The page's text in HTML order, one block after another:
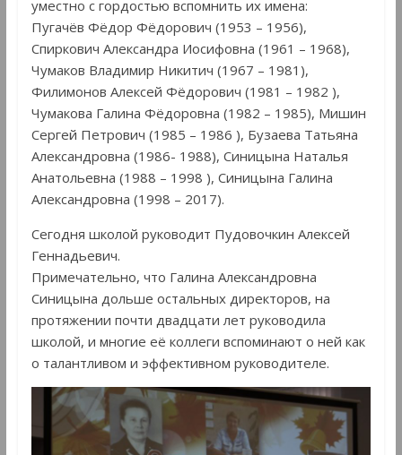
уместно с гордостью вспомнить их имена:
Пугачёв Фёдор Фёдорович (1953 – 1956),
Спиркович Александра Иосифовна (1961 – 1968),
Чумаков Владимир Никитич (1967 – 1981),
Филимонов Алексей Фёдорович (1981 – 1982 ),
Чумакова Галина Фёдоровна (1982 – 1985), Мишин
Сергей Петрович (1985 – 1986 ), Бузаева Татьяна
Александровна (1986- 1988), Синицына Наталья
Анатольевна (1988 – 1998 ), Синицына Галина
Александровна (1998 – 2017).
Сегодня школой руководит Пудовочкин Алексей
Геннадьевич.
Примечательно, что Галина Александровна
Синицына дольше остальных директоров, на
протяжении почти двадцати лет руководила
школой, и многие её коллеги вспоминают о ней как
о талантливом и эффективном руководителе.